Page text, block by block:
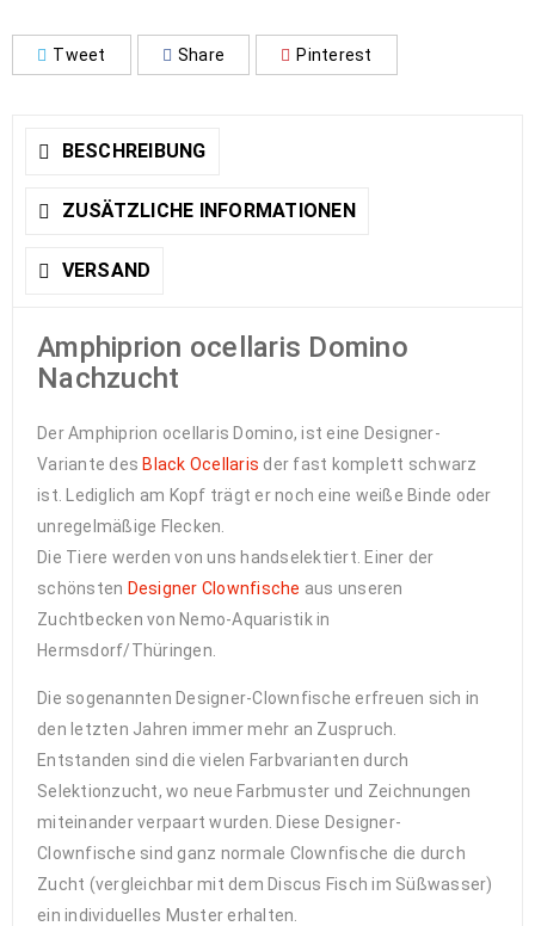
Tweet Share Pinterest
BESCHREIBUNG
ZUSÄTZLICHE INFORMATIONEN
VERSAND
Amphiprion ocellaris Domino
Nachzucht
Der Amphiprion ocellaris Domino, ist eine Designer-
Variante des Black Ocellaris der fast komplett schwarz
ist. Lediglich am Kopf trägt er noch eine weiße Binde oder
unregelmäßige Flecken.
Die Tiere werden von uns handselektiert. Einer der
schönsten Designer Clownfische aus unseren
Zuchtbecken von Nemo-Aquaristik in
Hermsdorf/Thüringen.
Die sogenannten Designer-Clownfische erfreuen sich in
den letzten Jahren immer mehr an Zuspruch.
Entstanden sind die vielen Farbvarianten durch
Selektionzucht, wo neue Farbmuster und Zeichnungen
miteinander verpaart wurden. Diese Designer-
Clownfische sind ganz normale Clownfische die durch
Zucht (vergleichbar mit dem Discus Fisch im Süßwasser)
ein individuelles Muster erhalten.